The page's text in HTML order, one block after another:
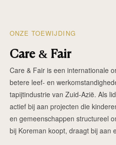
ONZE TOEWIJDING
Care & Fair
Care & Fair is een internationale
betere leef- en
tapijtindustrie van Zuid-Azië. Als
actief bij aan projecten die
en gemeenschappen structureel
bij Koreman koopt, draagt bij aan